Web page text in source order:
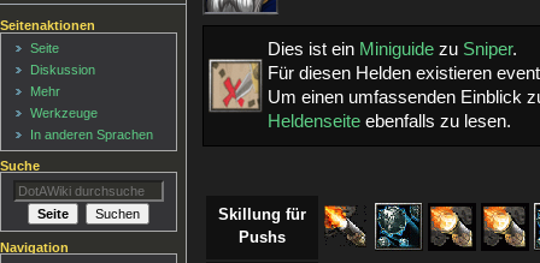
Dies ist ein Miniguide zu Sniper.
Für diesen Helden existieren
Um einen umfassenden Einblick
Heldenseite ebenfalls zu lesen.
Skillung für
Pushs
Seitenaktionen
Seite
Diskussion
Mehr
Werkzeuge
In anderen Sprachen
Suche
Navigation